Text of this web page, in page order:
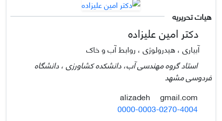
هیات تحریریه
دکتر امین علیزاده
آبیاری ، هیدرولوژی ، روابط آب و خاک
استاد گروه مهندسی آب، دانشکده کشاورزی ، دانشگاه
فردوسی مشهد
gmail.com
0000-0003-0270-4004